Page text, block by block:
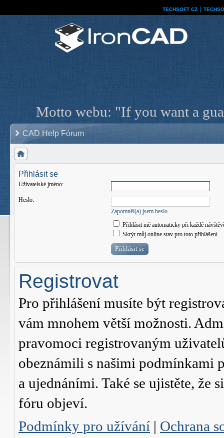
TECHSOFT CZ
Motto webu: "If you want a
CAD Help Fórum
Přihlásit se
Uživatelské jméno:
Heslo:
Zapomněl(a) jsem heslo
Přihlásit mě automaticky při každé
Skrýt můj online stav pro toto přihlášení
Registrovat
Pro přihlášení musíte být
vám mnohem větší možnosti.
pravomoci registrovaným
obeznámili s našimi podmínkami
a ujednáními. Také se ujistěte, že
fóru objeví.
Podmínky pro užívání | Ochrana